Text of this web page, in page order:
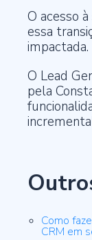
O acesso
essa
impactada.
O Lead
pela
Como
CRM em